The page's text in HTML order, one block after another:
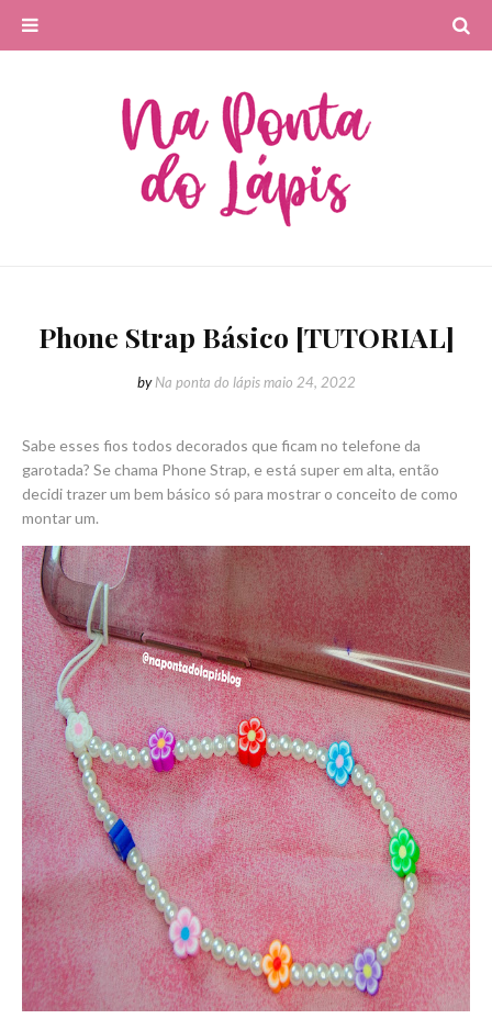
Phone Strap Básico [TUTORIAL]
by Na ponta do lápis maio 24, 2022
Sabe esses fios todos decorados que ficam no telefone da
garotada? Se chama Phone Strap, e está super em alta, então
decidi trazer um bem básico só para mostrar o conceito de como
montar um.